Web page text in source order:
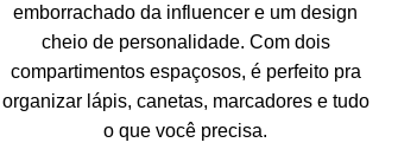
emborrachado da influencer e um design
cheio de personalidade. Com dois
compartimentos espaçosos, é perfeito pra
organizar lápis, canetas, marcadores e tudo
o que você precisa.